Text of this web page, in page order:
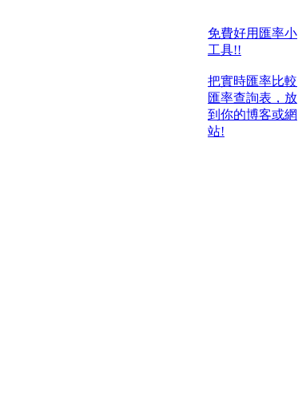
免費好用匯率小
工具!!
把實時匯率比較
匯率查詢表，放
到你的博客或網
站!